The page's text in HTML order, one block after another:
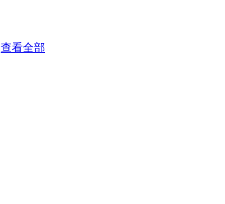
查看全部